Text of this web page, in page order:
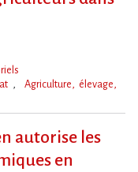
Agriculture, élevage,
autorise les
en